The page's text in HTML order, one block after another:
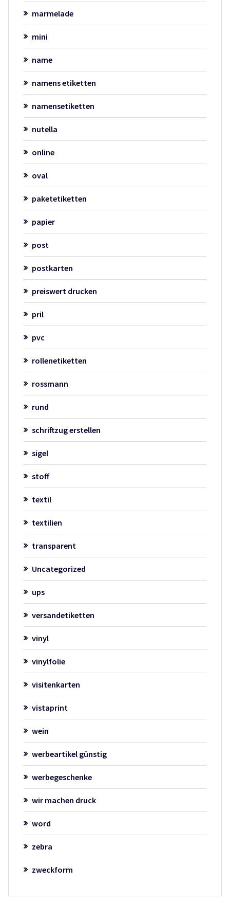
marmelade
mini
name
namens etiketten
namensetiketten
nutella
online
oval
paketetiketten
papier
post
postkarten
preiswert drucken
pril
pvc
rollenetiketten
rossmann
rund
schriftzug erstellen
sigel
stoff
textil
textilien
transparent
Uncategorized
ups
versandetiketten
vinyl
vinylfolie
visitenkarten
vistaprint
wein
werbeartikel günstig
werbegeschenke
wir machen druck
word
zebra
zweckform